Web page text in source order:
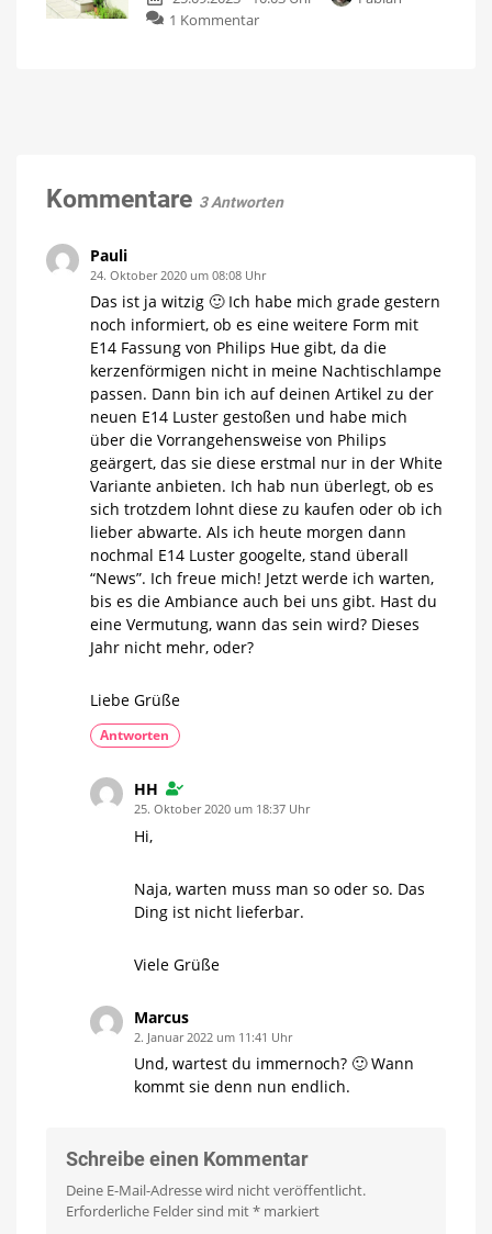
1 Kommentarzu
Außenbereich
Kommentare 3 Antworten
Pauli
24. Oktober 2020 um 08:08 Uhr
Das ist ja witzig 🙂 Ich habe mich grade gestern
noch informiert, ob es eine weitere Form mit
E14 Fassung von Philips Hue gibt, da die
kerzenförmigen nicht in meine Nachtischlampe
passen. Dann bin ich auf deinen Artikel zu der
neuen E14 Luster gestoßen und habe mich
über die Vorrangehensweise von Philips
geärgert, das sie diese erstmal nur in der White
Variante anbieten. Ich hab nun überlegt, ob es
sich trotzdem lohnt diese zu kaufen oder ob ich
lieber abwarte. Als ich heute morgen dann
nochmal E14 Luster googelte, stand überall
“News”. Ich freue mich! Jetzt werde ich warten,
bis es die Ambiance auch bei uns gibt. Hast du
eine Vermutung, wann das sein wird? Dieses
Jahr nicht mehr, oder?
Liebe Grüße
Antworten
HH
25. Oktober 2020 um 18:37 Uhr
Hi,
Naja, warten muss man so oder so. Das
Ding ist nicht lieferbar.
Viele Grüße
Marcus
2. Januar 2022 um 11:41 Uhr
Und, wartest du immernoch? 🙂 Wann
kommt sie denn nun endlich.
Schreibe einen Kommentar
Deine E-Mail-Adresse wird nicht veröffentlicht.
Erforderliche Felder sind mit* markiert